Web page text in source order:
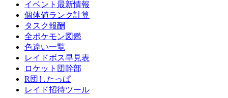
イベント最新情報
個体値ランク計算
タスク報酬
全ポケモン図鑑
色違い一覧
レイドボス早見表
ロケット団幹部
R団したっぱ
レイド招待ツール